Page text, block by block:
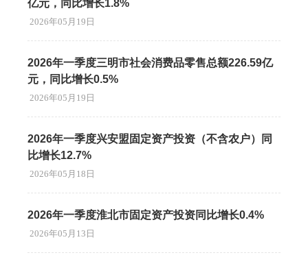
亿元，同比增长1.8%
2026年05月19日
2026年一季度三明市社会消费品零售总额226.59亿
元，同比增长0.5%
2026年05月19日
2026年一季度兴安盟固定资产投资（不含农户）同
比增长12.7%
2026年05月18日
2026年一季度淮北市固定资产投资同比增长0.4%
2026年05月13日